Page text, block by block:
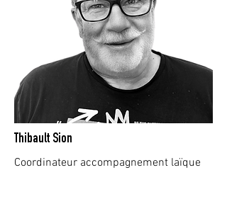
Thibault Sion
Coordinateur accompagnement laïque